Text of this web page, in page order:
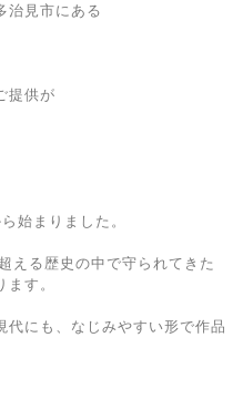
治見市にある
提供が
始まりました。
える歴史の中で守られてきた
す。
代にも、なじみやすい形で作品